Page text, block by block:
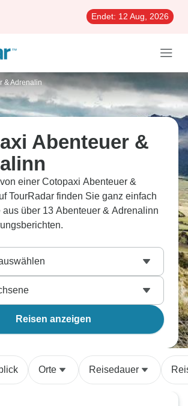
Endet: 12 Aug, 2026
& Adrenalin
Abenteuer &
einer Cotopaxi Abenteuer &
TourRadar finden Sie ganz einfach
über 13 Abenteuer & Adrenalinn
Reisen anzeigen
Orte Reisedauer